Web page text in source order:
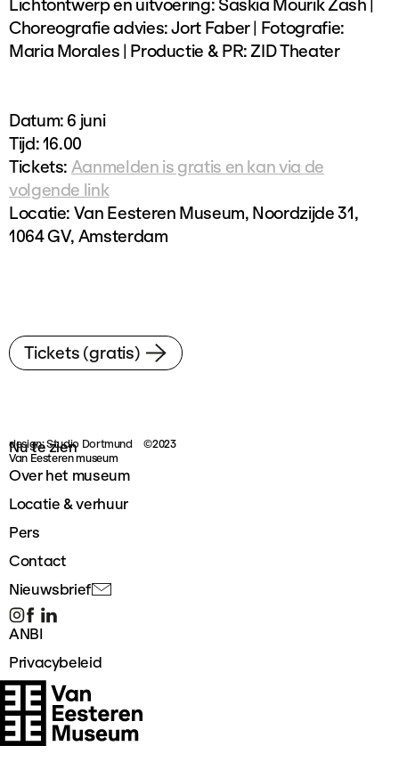
Lichtontwerp en uitvoering: Saskia Mourik Zash |
Choreografie advies: Jort Faber | Fotografie:
Maria Morales | Productie & PR: ZID Theater
Datum: 6 juni
Tijd: 16.00
Tickets: Aanmelden is gratis en kan via de
volgende link
Locatie: Van Eesteren Museum, Noordzijde 31,
1064 GV, Amsterdam
Tickets (gratis)
Nu te zien
Over het museum
Locatie & verhuur
Pers
Contact
Nieuwsbrief
ANBI
Privacybeleid
design: Studio Dortmund
©2023
Van Eesteren museum